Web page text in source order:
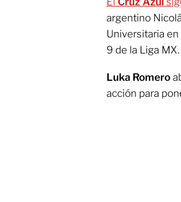
argentino
Universitaria
9 de la Liga MX.
Luka Romero
acción para